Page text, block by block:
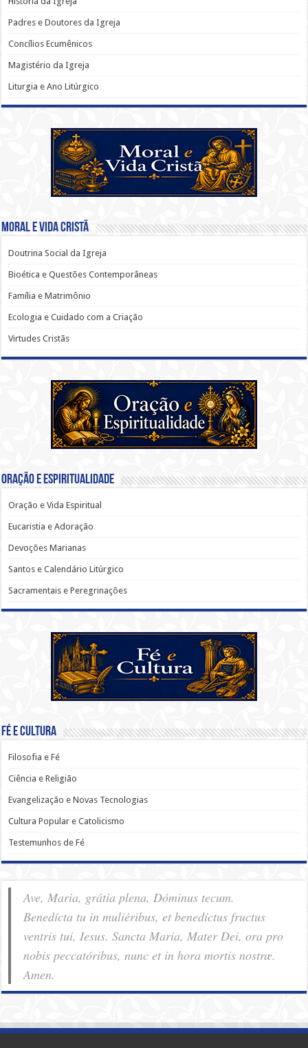
Padres e Doutores da Igreja
Concílios Ecumênicos
Magistério da Igreja
Liturgia e Ano Litúrgico
Moral e Vida Cristã
Doutrina Social da Igreja
Bioética e Questões Contemporâneas
Família e Matrimônio
Ecologia e Cuidado com a Criação
Virtudes Cristãs
Oração e Espiritualidade
Oração e Vida Espiritual
Eucaristia e Adoração
Devoções Marianas
Santos e Calendário Litúrgico
Sacramentais e Peregrinações
Fé e Cultura
Filosofia e Fé
Ciência e Religião
Evangelização e Novas Tecnologias
Cultura Popular e Catolicismo
Testemunhos de Fé
Ave, Maria, grátia plena, Dóminus tecum.
Benedícta tu in muliéribus, et benedíctus fructus
ventris tui, Iesus. Sancta Maria, Mater Dei, ora pro
nobis pec­ca­tóribus, nunc et in hora mortis nostræ.
Amen.